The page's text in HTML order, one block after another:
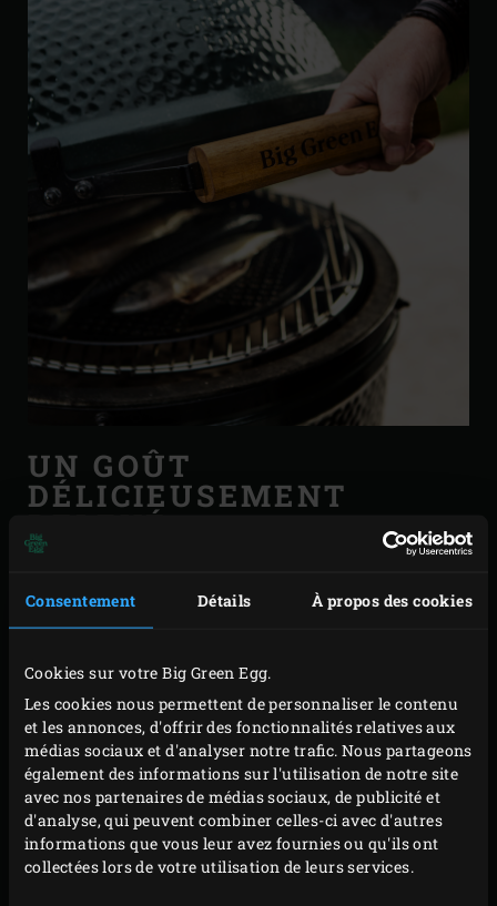
Consentement Détails À propos des cookies
Cookies sur votre Big Green Egg.
Les cookies nous permettent de personnaliser le contenu
et les annonces, d'offrir des fonctionnalités relatives aux
médias sociaux et d'analyser notre trafic. Nous partageons
également des informations sur l'utilisation de notre site
avec nos partenaires de médias sociaux, de publicité et
d'analyse, qui peuvent combiner celles-ci avec d'autres
informations que vous leur avez fournies ou qu'ils ont
collectées lors de votre utilisation de leurs services.
UN GOÛT
DÉLICIEUSEMENT
RELEVÉ
aliments à la vapeur, vous vous demandez peut-être
facile : En réalité tout ce que vous pouvez cuire à l’eau
peut aussi l’être à la vapeur. Pensez aux légumes, au
poisson, aux coquillages et aux crustacés, mais par
exemple aussi au couscous et au riz. Même la volaille et
la viande peuvent être cuites de cette manière. Choisissez
alors de la viande tendre qui ne nécessite qu’un temps de
préparation court. Et donnez-lui ensuite encore plus de